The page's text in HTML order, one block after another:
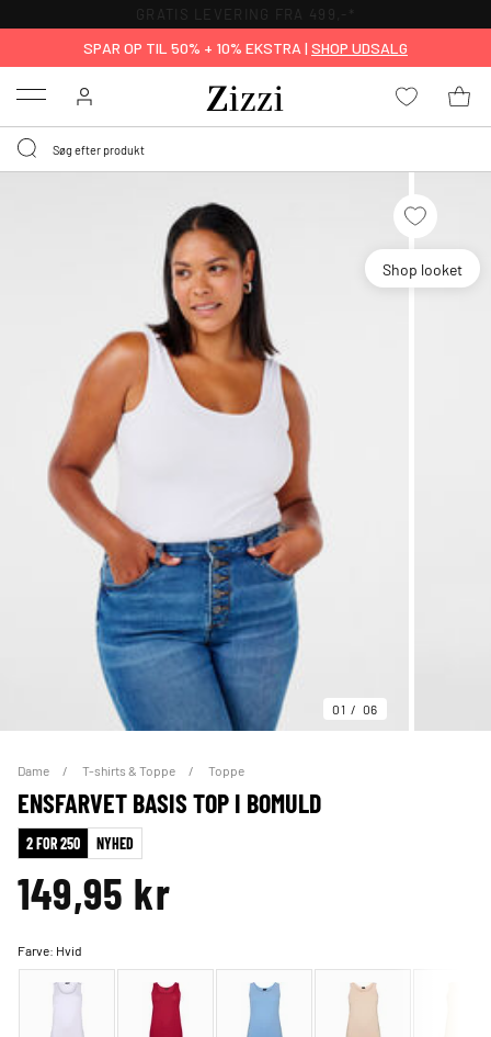
GRATIS LEVERING FRA 499,-*
SPAR OP TIL 50% + 10% EKSTRA | SHOP UDSALG
Menu
Shop looket
01 06
Dame T-shirts & Toppe Toppe
ENSFARVET BASIS TOP I BOMULD
2 FOR 250 NYHED
149,95 kr
Farve: Hvid